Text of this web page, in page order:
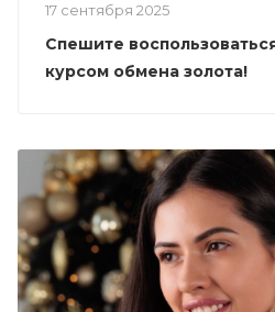
17 сентября 2025
Спешите
курсом обмена золота!